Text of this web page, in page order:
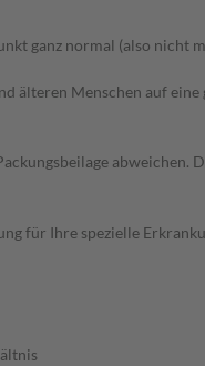
ganz normal (also nicht
älteren Menschen auf
für Ihre spezielle